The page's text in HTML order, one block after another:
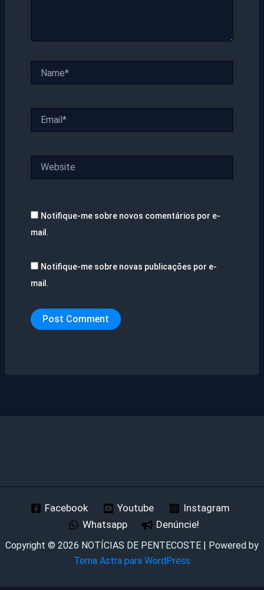
Notifique-me sobre novos comentários por e-
mail.
Notifique-me sobre novas publicações por e-
mail.
Facebook Youtube
Instagram
Whatsapp
Denúncie!
Copyright © 2026 NOTÍCIAS DE PENTECOSTE | Powered by
Tema Astra para WordPress